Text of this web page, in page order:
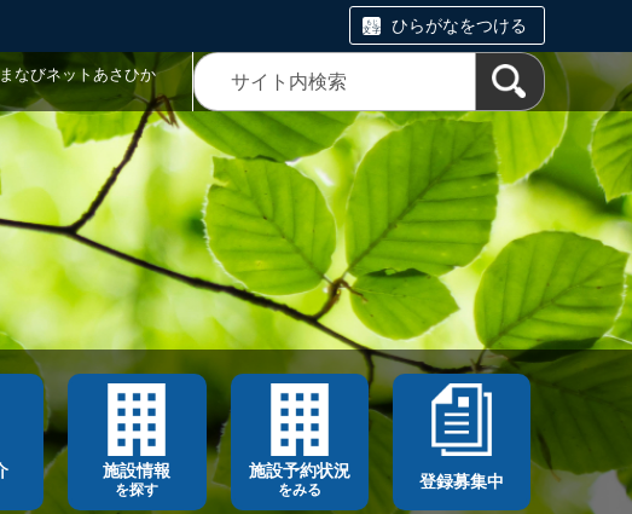
ひらがなをつける
なびネットあさひか
施設情報
を探す
施設予約状況
をみる 登録募集中